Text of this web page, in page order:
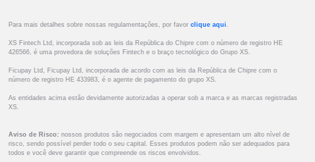
Para mais detalhes sobre nossas regulamentações, por favor clique aqui .
XS Fintech Ltd, incorporada sob as leis da República do Chipre com o número de registro HE
426566, é uma provedora de soluções Fintech e o braço tecnológico do Grupo XS.
Ficupay Ltd, Ficupay Ltd, incorporada de acordo com as leis da República de Chipre com o
número de registro HE 433983, é o agente de pagamento do grupo XS.
As entidades acima estão devidamente autorizadas a operar sob a marca e as marcas registradas
XS.
Aviso de Risco: nossos produtos são negociados com margem e apresentam um alto nível de
risco, sendo possível perder todo o seu capital. Esses produtos podem não ser adequados para
todos e você deve garantir que compreende os riscos envolvidos.